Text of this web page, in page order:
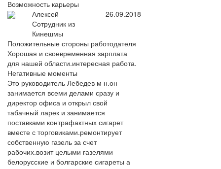
Возможность карьеры
Алексей
Сотрудник из
Кинешмы
26.09.2018
Положительные стороны работодателя
Хорошая и своевременная зарплата
для нашей области.интересная работа.
Негативные моменты
Это руководитель Лебедев м н.он
занимается всеми делами сразу и
директор офиса и открыл свой
табачный ларек и занимается
поставками контрафактных сигарет
вместе с торговиками.ремонтирует
собственную газель за счет
рабочих.возит целыми газелями
белорусские и болгарские сигареты а